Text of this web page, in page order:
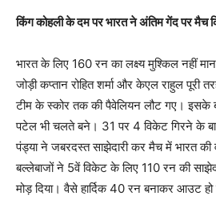
किंग कोहली के दम पर भारत ने अंतिम गेंद पर मैच
भारत के लिए 160 रन का लक्ष्य मुश्किल नहीं
जोड़ी कप्तान रोहित शर्मा और केएल राहुल
टीम के स्कोर तक की पैवेलियन लौट गए। इसके
पटेल भी चलते बने। 31 पर 4 विकेट गिरने के बाद
पंड्या ने जबरदस्त साझेदारी कर मैच में भारत की
बल्लेबाजों ने 5वें विकेट के लिए 110 रन की
मोड़ दिया। वैसे हार्दिक 40 रन बनाकर आउट